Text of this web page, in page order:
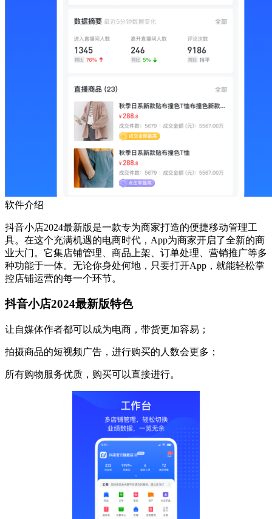
软件介绍
抖音小店2024最新版是一款专为商家打造的便捷移动管理工
具。在这个充满机遇的电商时代，App为商家开启了全新的商
业大门。它集店铺管理、商品上架、订单处理、营销推广等多
种功能于一体。无论你身处何地，只要打开App，就能轻松掌
控店铺运营的每一个环节。
抖音小店2024最新版特色
让自媒体作者都可以成为电商，带货更加容易；
拍摄商品的短视频广告，进行购买的人数会更多；
所有购物服务优质，购买可以直接进行。